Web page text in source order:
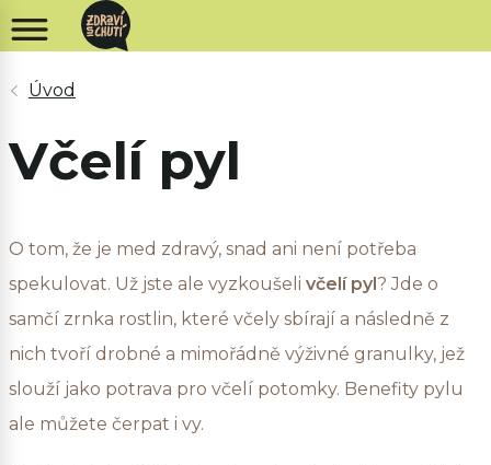
Včelí pyl
O tom, že je med zdravý, snad ani není potřeba
spekulovat. Už jste ale vyzkoušeli včelí pyl? Jde o
samčí zrnka rostlin, které včely sbírají a následně z
nich tvoří drobné a mimořádně výživné granulky, jež
slouží jako potrava pro včelí potomky. Benefity pylu
ale můžete čerpat i vy.